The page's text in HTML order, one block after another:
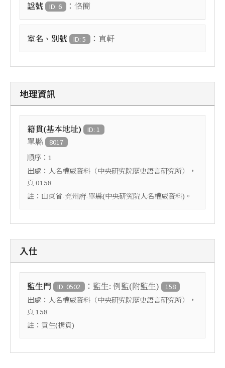
諡號 ID: 6 ： 恪簡
室名、別號 ID: 5 ： 直軒
地理資訊
籍貫(基本地址) ID: 1
單縣 8017
順序： 1
出處： 人名權威資料（中央研究院歷史語言研究所）
，
頁 0158
註： 山東省-兗州府-單縣(中央研究院人名權威資料)。
入仕
監生門 ID: 0502 ： 監生: 例監(附監生) 158
出處： 人名權威資料（中央研究院歷史語言研究所）
，
頁 158
註： 貢生(捐貢)